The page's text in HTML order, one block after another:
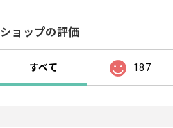
ショップの評価
すべて 187